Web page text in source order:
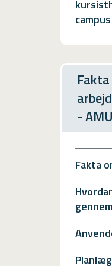
campus
- AMU
Fakta